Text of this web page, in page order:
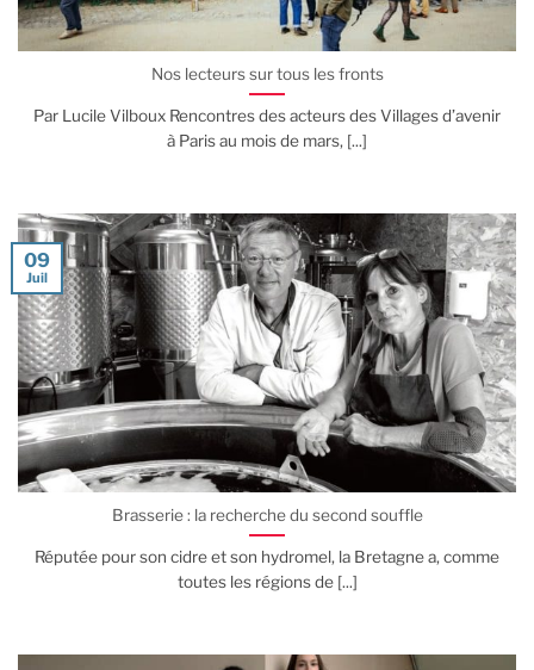
Nos lecteurs sur tous les fronts
Par Lucile Vilboux Rencontres des acteurs des Villages d’avenir
à Paris au mois de mars, [...]
Brasserie : la recherche du second souffle
Réputée pour son cidre et son hydromel, la Bretagne a, comme
toutes les régions de [...]
09
Juil